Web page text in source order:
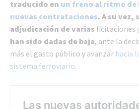
traducido en un freno al ritmo
nuevas contrataciones. A su vez,
adjudicación de varias licitaciones
han sido dadas de baja, ante la
más el gasto público y avanzar hacia
sistema ferroviario.